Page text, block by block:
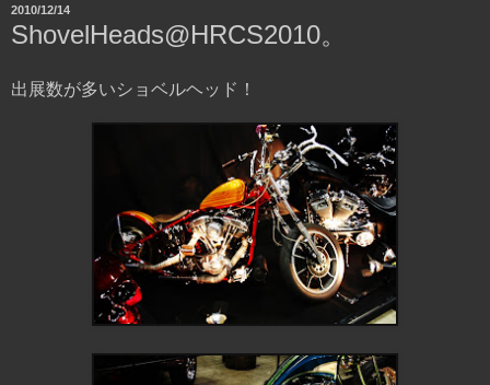
2010/12/14
ShovelHeads@HRCS2010。
出展数が多いショベルヘッド！